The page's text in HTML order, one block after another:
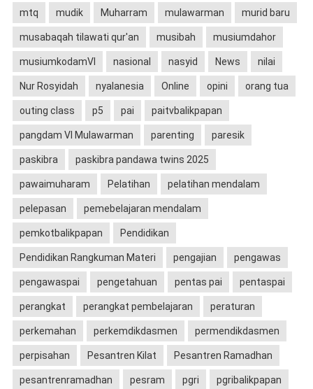
mtq mudik Muharram mulawarman murid baru
musabaqah tilawati qur'an musibah musiumdahor
musiumkodamVI nasional nasyid News nilai
Nur Rosyidah nyalanesia Online opini orang tua
outing class p5 pai paitvbalikpapan
pangdam VI Mulawarman parenting paresik
paskibra paskibra pandawa twins 2025
pawaimuharam Pelatihan pelatihan mendalam
pelepasan pemebelajaran mendalam
pemkotbalikpapan Pendidikan
Pendidikan Rangkuman Materi pengajian pengawas
pengawaspai pengetahuan pentas pai pentaspai
perangkat perangkat pembelajaran peraturan
perkemahan perkemdikdasmen permendikdasmen
perpisahan Pesantren Kilat Pesantren Ramadhan
pesantrenramadhan pesram pgri pgribalikpapan